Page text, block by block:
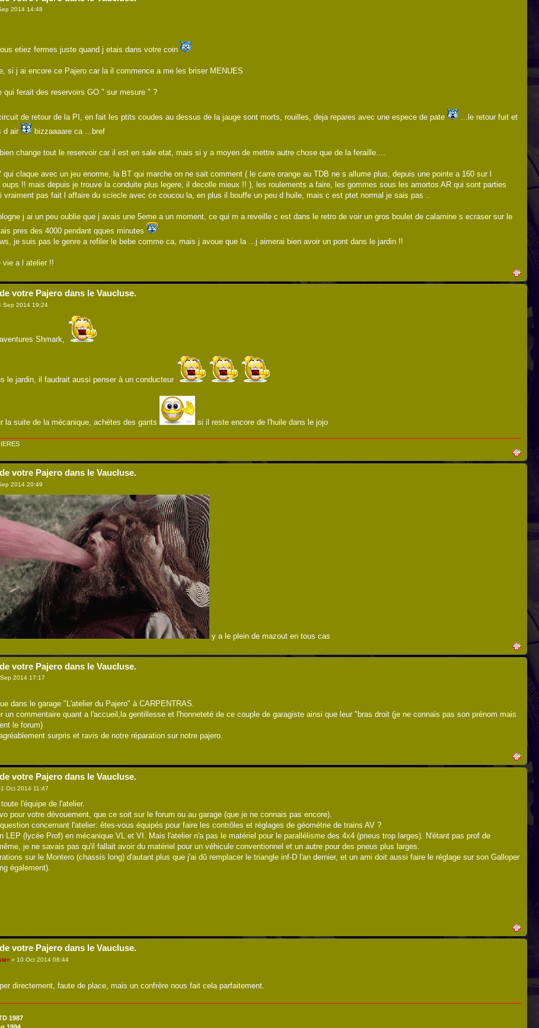
2014 14:48
etiez fermes juste quand j etais dans votre coin
si j ai encore ce Pajero car la il commence a me les briser MENUES
qui ferait des reservoirs GO " sur mesure " ?
de retour de la PI, en fait les ptits coudes au dessus de la jauge sont morts, rouilles, deja repares avec une espece de pate
...le retour fuit et
d air
bizzaaaare ca ...bref
change tout le reservoir car il est en sale etat, mais si y a moyen de mettre autre chose que de la feraille....
qui claque avec un jeu enorme, la BT qui marche on ne sait comment ( le carre orange au TDB ne s allume plus, depuis une pointe a 160 sur l
oups !! mais depuis je trouve la conduite plus legere, il decolle mieux !! ), les roulements a faire, les gommes sous les amortos AR qui sont parties
pas fait l affaire du sciecle avec ce coucou la, en plus il bouffe un peu d huile, mais c est ptet normal je sais pas ..
j ai un peu oublie que j avais une 5eme a un moment, ce qui m a reveille c est dans le retro de voir un gros boulet de calamine s ecraser sur le
pres des 4000 pendant qques minutes
je suis pas le genre a refiler le bebe comme ca, mais j avoue que la ...j aimerai bien avoir un pont dans le jardin !!
vie a l atelier !!
votre Pajero dans le Vaucluse.
Sep 2014 19:24
Shmark,
le jardin, il faudrait aussi penser à un conducteur
la suite de la mécanique, achétes des gants si il reste encore de l'huile dans le jojo
votre Pajero dans le Vaucluse.
2014 20:49
y a le plein de mazout en tous cas
votre Pajero dans le Vaucluse.
2014 17:17
dans le garage "L'atelier du Pajero" à CARPENTRAS.
un commentaire quant a l'accueil,la gentillesse et l'honneteté de ce couple de garagiste ainsi que leur "bras droit (je ne connais pas son prénom mais
le forum)
surpris et ravis de notre réparation sur notre pajero.
votre Pajero dans le Vaucluse.
Oct 2014 11:47
l'équipe de l'atelier.
pour votre dévouement, que ce soit sur le forum ou au garage (que je ne connais pas encore).
concernant l'atelier: êtes-vous équipés pour faire les contrôles et réglages de géométrie de trains AV ?
LEP (lycée Prof) en mécanique VL et VI. Mais l'atelier n'a pas le matériel pour le parallélisme des 4x4 (pneus trop larges). N'étant pas prof de
je ne savais pas qu'il fallait avoir du matériel pour un véhicule conventionnel et un autre pour des pneus plus larges.
sur le Montero (chassis long) d'autant plus que j'ai dû remplacer le triangle inf-D l'an dernier, et un ami doit aussi faire le réglage sur son Galloper
également).
votre Pajero dans le Vaucluse.
» 10 Oct 2014 08:44
directement, faute de place, mais un confrère nous fait cela parfaitement.
1987